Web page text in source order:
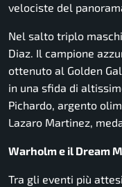
velociste del
Nel salto triplo
Diaz. Il campione
ottenuto al Golden
in una sfida di
Pichardo, argento
Lazaro Martinez,
Warholm e il Dream
Tra gli eventi più